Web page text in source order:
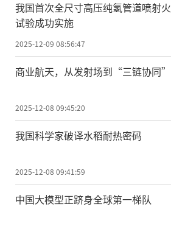
我国首次全尺寸高压纯氢管道喷射火
试验成功实施
2025-12-09 08:56:47
商业航天，从发射场到“三链协同”
2025-12-08 09:45:20
我国科学家破译水稻耐热密码
2025-12-08 09:41:59
中国大模型正跻身全球第一梯队